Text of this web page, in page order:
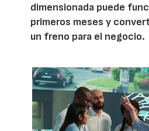
dimensionada puede
primeros meses y
un freno para el negocio.